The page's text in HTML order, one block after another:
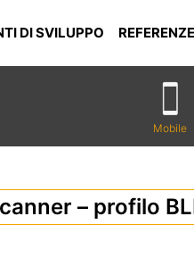
DI SVILUPPO REFERENZE
Mobile
– profilo